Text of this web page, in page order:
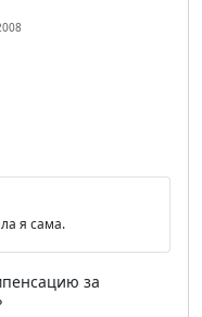
я сама.
за